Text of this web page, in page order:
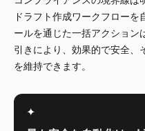
ドラフト作成ワークフロー
ールを通じた一括アクション
引きにより、効果的で安全、
を維持できます。
✦